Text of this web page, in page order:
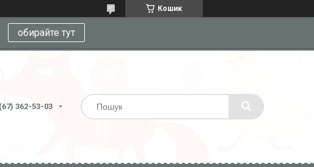
Кошик
обирайте тут
362-53-03